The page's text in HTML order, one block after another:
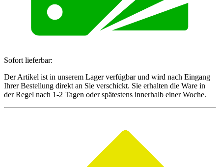
Sofort lieferbar:
Der Artikel ist in unserem Lager verfügbar und wird nach Eingang
Ihrer Bestellung direkt an Sie verschickt. Sie erhalten die Ware in
der Regel nach 1-2 Tagen oder spätestens innerhalb einer Woche.